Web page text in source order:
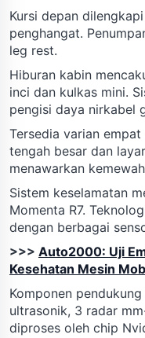
Kursi depan
penghangat.
leg rest.
Hiburan kabin
inci dan kulkas mini.
pengisi daya nirkabel
Tersedia varian
tengah besar dan
menawarkan
Sistem keselamatan
Momenta R7.
dengan berbagai
>>> Auto2000: Uji
Kesehatan Mesin
Komponen
ultrasonik, 3 radar
diproses oleh chip